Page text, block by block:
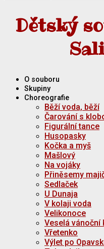
Dětský
O souboru
Skupiny
Choreografie
Běží voda, běží
Čarování s
Figurální tance
Husopasky
Kočka a myš
Mašlový
Na vojáky
Přiněsemy
Sedlaček
U Dunaja
V kolaji voda
Velikonoce
Veselá vánoční
Vřetenko
Výlet po